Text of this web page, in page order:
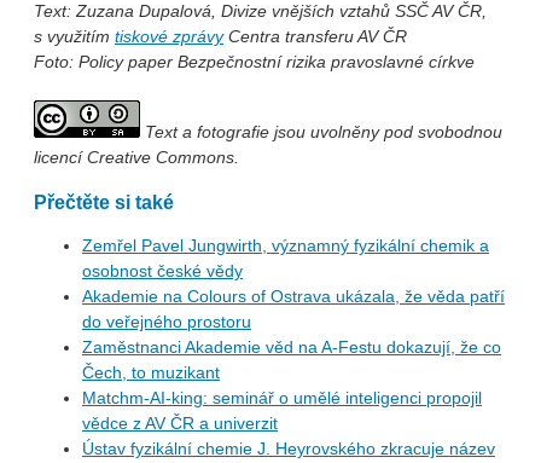
Text: Zuzana Dupalová, Divize vnějších vztahů SSČ AV ČR,
s využitím tiskové zprávyCentra transferu AV ČR
Foto: Policy paper Bezpečnostní rizika pravoslavné církve
Text a fotografie jsou uvolněny pod svobodnou
licencí Creative Commons.
Přečtěte si také
Zemřel Pavel Jungwirth, významný fyzikální chemik a
osobnost české vědy
Akademie na Colours of Ostrava ukázala, že věda patří
do veřejného prostoru
Zaměstnanci Akademie věd na A-Festu dokazují, že co
Čech, to muzikant
Matchm-AI-king: seminář o umělé inteligenci propojil
vědce z AV ČR a univerzit
Ústav fyzikální chemie J. Heyrovského zkracuje název